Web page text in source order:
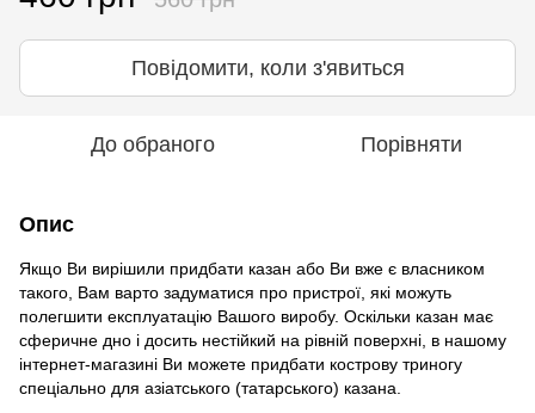
Повідомити, коли з'явиться
До обраного Порівняти
Опис
Якщо Ви вирішили придбати казан або Ви вже є власником
такого, Вам варто задуматися про пристрої, які можуть
полегшити експлуатацію Вашого виробу. Оскільки казан має
сферичне дно і досить нестійкий на рівній поверхні, в нашому
інтернет-магазині Ви можете придбати кострову триногу
спеціально для азіатського (татарського) казана.